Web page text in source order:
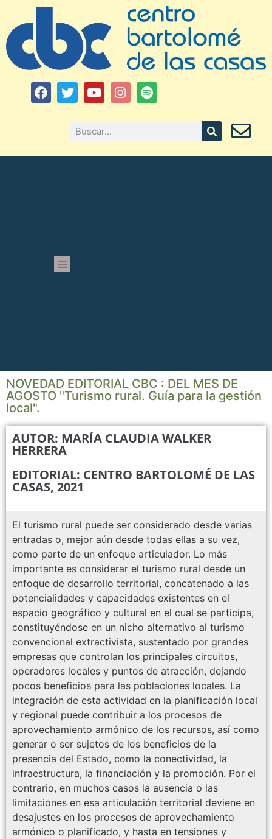
NOVEDAD EDITORIAL CBC : DEL MES DE
AGOSTO "Turismo rural. Guía para la gestión
local".
AUTOR: MARÍA CLAUDIA WALKER
HERRERA
EDITORIAL: CENTRO BARTOLOMÉ DE LAS
CASAS, 2021
El turismo rural puede ser considerado desde varias
entradas o, mejor aún desde todas ellas a su vez,
como parte de un enfoque articulador. Lo más
importante es considerar el turismo rural desde un
enfoque de desarrollo territorial, concatenado a las
potencialidades y capacidades existentes en el
espacio geográfico y cultural en el cual se participa,
constituyéndose en un nicho alternativo al turismo
convencional extractivista, sustentado por grandes
empresas que controlan los principales circuitos,
operadores locales y puntos de atracción, dejando
pocos beneficios para las poblaciones locales. La
integración de esta actividad en la planificación local
y regional puede contribuir a los procesos de
aprovechamiento armónico de los recursos, así como
generar o ser sujetos de los beneficios de la
presencia del Estado, como la conectividad, la
infraestructura, la financiación y la promoción. Por el
contrario, en muchos casos la ausencia o las
limitaciones en esa articulación territorial deviene en
desajustes en los procesos de aprovechamiento
armónico o planificado, y hasta en tensiones y